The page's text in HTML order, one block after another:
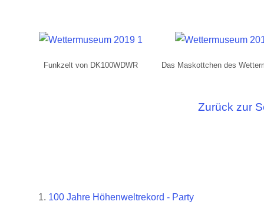
Funkzelt von DK100WDWR Das Maskottchen des
Zurück zur
100 Jahre Höhenweltrekord - Party